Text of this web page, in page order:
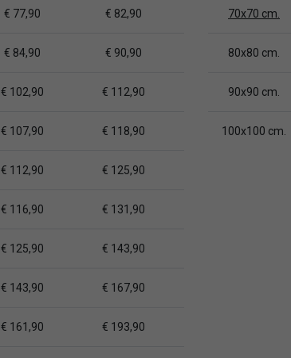
€ 77,90 € 82,90
€ 84,90 € 90,90
€ 102,90 € 112,90
€ 107,90 € 118,90
€ 112,90 € 125,90
€ 116,90 € 131,90
€ 125,90 € 143,90
€ 143,90 € 167,90
€ 161,90 € 193,90
70x70 cm.
80x80 cm.
90x90 cm.
100x100 cm.